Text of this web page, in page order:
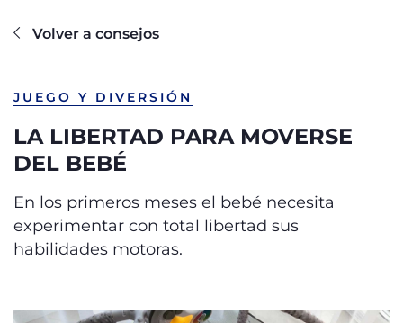
Volver a consejos
JUEGO Y DIVERSIÓN
LA LIBERTAD PARA MOVERSE
DEL BEBÉ
En los primeros meses el bebé necesita
experimentar con total libertad sus
habilidades motoras.